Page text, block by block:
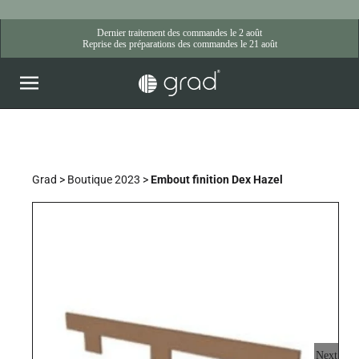
to
Grad > Boutique 2023 >Embout finition Dex Hazel
Next